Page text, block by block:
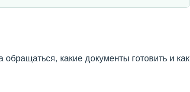
какие документы готовить и как